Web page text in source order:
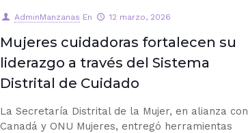
AdminManzanas En 12 marzo, 2026
Mujeres cuidadoras fortalecen su
liderazgo a través del Sistema
Distrital de Cuidado
La Secretaría Distrital de la Mujer, en alianza con
Canadá y ONU Mujeres, entregó herramientas